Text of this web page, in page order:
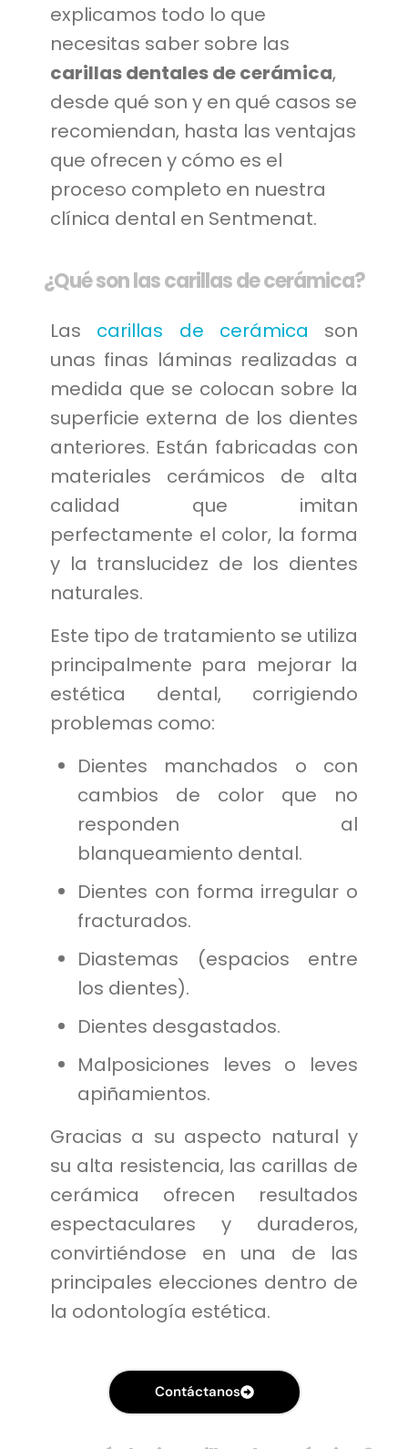
explicamos todo lo que
necesitas saber sobre las
carillas dentales de cerámica,
desde qué son y en qué casos se
recomiendan, hasta las ventajas
que ofrecen y cómo es el
proceso completo en nuestra
clínica dental en Sentmenat.
¿Qué son las carillas de cerámica?
Las carillas de cerámica son
unas finas láminas realizadas a
medida que se colocan sobre la
superficie externa de los dientes
anteriores. Están fabricadas con
materiales cerámicos de alta
calidad que imitan
perfectamente el color, la forma
y la translucidez de los dientes
naturales.
Este tipo de tratamiento se utiliza
principalmente para mejorar la
estética dental, corrigiendo
problemas como:
Dientes manchados o con
cambios de color que no
responden al
blanqueamiento dental.
Dientes con forma irregular o
fracturados.
Diastemas (espacios entre
los dientes).
Dientes desgastados.
Malposiciones leves o leves
apiñamientos.
Gracias a su aspecto natural y
su alta resistencia, las carillas de
cerámica ofrecen resultados
espectaculares y duraderos,
convirtiéndose en una de las
principales elecciones dentro de
la odontología estética.
Contáctanos